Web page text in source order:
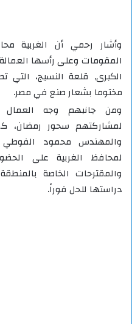
وأشار رحمي أن الغربية
المقومات وعلى رأسها
الكبرى, قلعة النسيج، التي
مختوما بشعار صنع في مصر.
ومن جانبهم وجه
لمشاركتهم سحور رمضان،
والمهندس محمود الفوطي
لمحافظ الغربية على
والمقترحات الخاصة
دراستها للحل فوراً.